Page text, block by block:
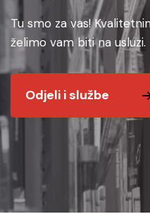
Tu smo za vas!
želimo vam biti na usluzi.
Odjeli i službe